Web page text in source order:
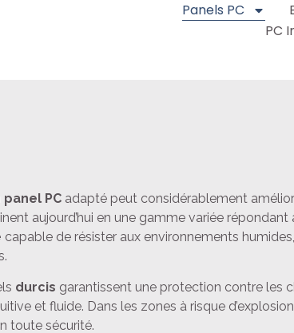
Panels PC
PC
panel PC adapté peut considérablement
aujourd’hui en une gamme variée
capable de résister aux environnements
durcis garantissent une protection contre les
et fluide. Dans les zones à risque
toute sécurité.